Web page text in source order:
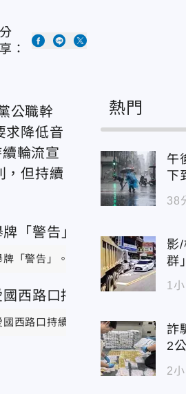
分
享：
公職幹
求降低音
輪流宣
，但持續
「警告」。（圖／塗豐駿攝）
西路口持續宣講。（圖／塗豐駿攝
熱門
午
下
38
影
群
1
詐
2
2